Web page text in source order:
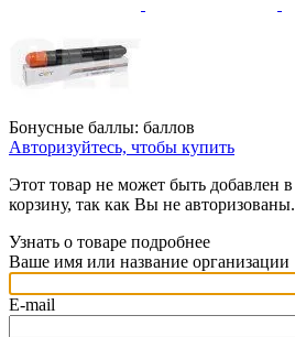
Бонусные баллы: баллов
Авторизуйтесь, чтобы купить
Этот товар не может быть добавлен в
корзину, так как Вы не авторизованы.
Узнать о товаре подробнее
Ваше имя или название организации
E-mail